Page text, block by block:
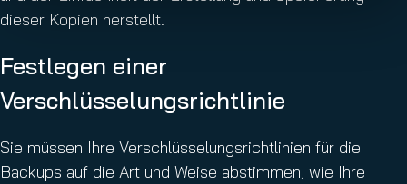
dieser Kopien herstellt.
Festlegen einer
Verschlüsselungsrichtlinie
Sie müssen Ihre Verschlüsselungsrichtlinien für die
Backups auf die Art und Weise abstimmen, wie Ihre